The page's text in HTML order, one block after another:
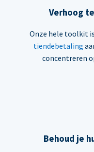
Verhoog
Onze hele toolkit
tiendebetaling
concentreren
Behoud je